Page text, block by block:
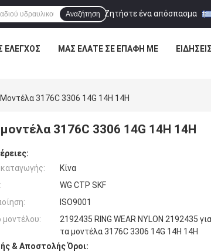
Ζητήστε ένα απόσπασμα |
Αναζήτηση
ΈΛΕΓΧΟΣ ΜΑΣ ΕΛΆΤΕ ΣΕ ΕΠΑΦΉ ΜΕ ΕΙΔΉΣΕΙΣ
3176C 3306 14G 14H 14H
3176C 3306 14G 14H 14H
Κίνα
WG CTP SKF
ISO9001
μοντέλου:
2192435 RING WEAR NYLON 2192435 για
τα μοντέλα 3176C 3306 14G 14H 14H
& Αποστολής Όροι: